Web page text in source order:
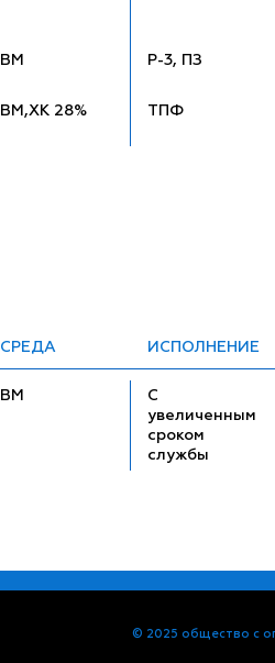
ВМ Р-3, ПЗ
ВМ,ХК 28% ТПФ
СРЕДА ИСПОЛНЕНИЕ
ВМ
С
увеличенным
сроком
службы
© 2025 общество с